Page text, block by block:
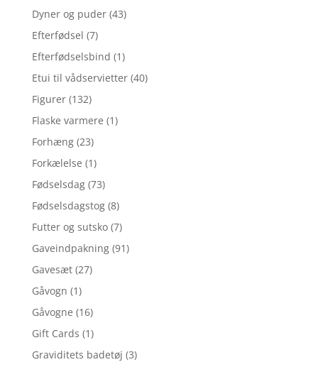
Dyner og puder (43)
Efterfødsel (7)
Efterfødselsbind (1)
Etui til vådservietter (40)
Figurer (132)
Flaske varmere (1)
Forhæng (23)
Forkælelse (1)
Fødselsdag (73)
Fødselsdagstog (8)
Futter og sutsko (7)
Gaveindpakning (91)
Gavesæt (27)
Gåvogn (1)
Gåvogne (16)
Gift Cards (1)
Graviditets badetøj (3)